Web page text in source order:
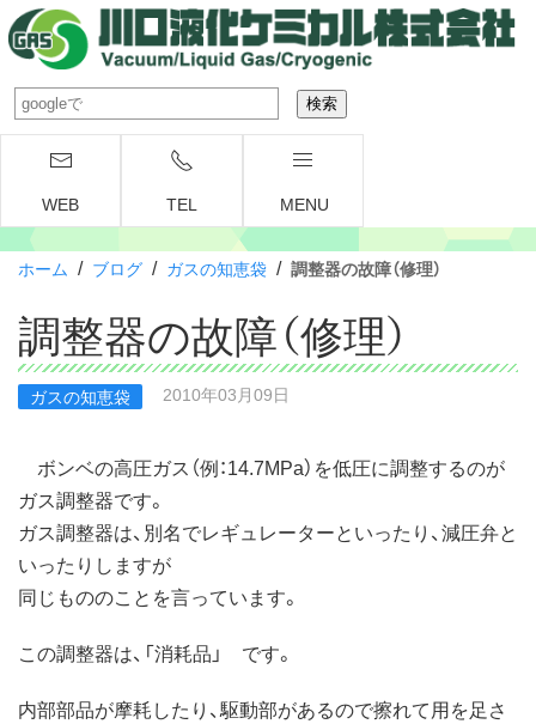
WEB TEL MENU
ホーム / ブログ / ガスの知恵袋 / 調整器の故障（修理）
調整器の故障（修理）
ガスの知恵袋 2010年03月09日
ボンベの高圧ガス（例：14.7MPa）を低圧に調整するのが
ガス調整器です。
ガス調整器は、別名でレギュレーターといったり、減圧弁と
いったりしますが
同じもののことを言っています。
この調整器は、「消耗品」 です。
内部部品が摩耗したり、駆動部があるので擦れて用を足さ